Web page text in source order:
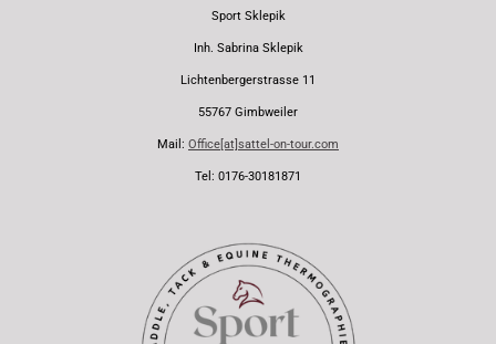
Sport Sklepik
Inh. Sabrina Sklepik
Lichtenbergerstrasse 11
55767 Gimbweiler
Mail: Office[at]sattel-on-tour.com
Tel: 0176-30181871